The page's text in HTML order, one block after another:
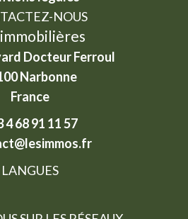
NOUS
Docteur Ferroul
Narbonne
France
4 68 91 11 57
LANGUES